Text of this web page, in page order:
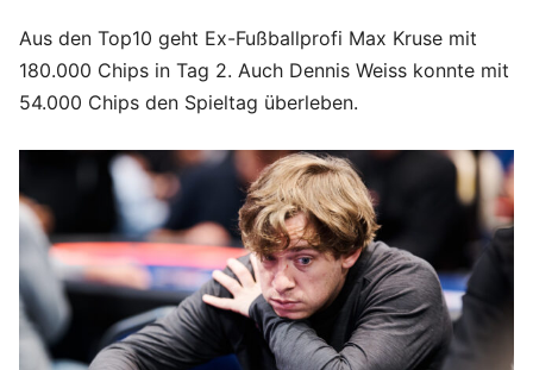
Aus den Top10 geht Ex-Fußballprofi Max Kruse mit
180.000 Chips in Tag 2. Auch Dennis Weiss konnte mit
54.000 Chips den Spieltag überleben.